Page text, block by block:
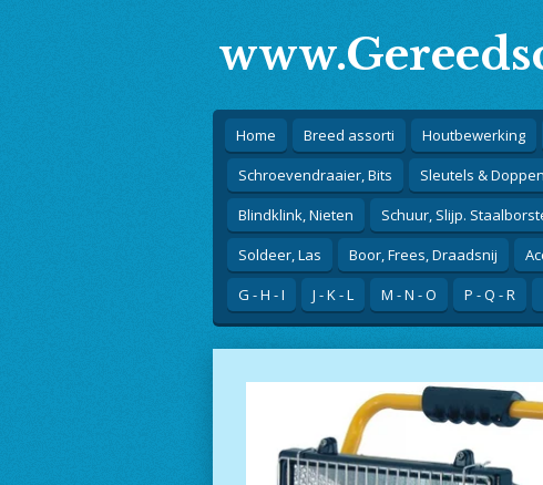
Home Breed assorti Houtbewerking
Schroevendraaier, Bits
Sleutels & Doppen
Blindklink, Nieten
Schuur, Slijp.
Soldeer, Las
Boor, Frees, Draadsnij
G - H - I
J - K - L M - N - O P - Q - R